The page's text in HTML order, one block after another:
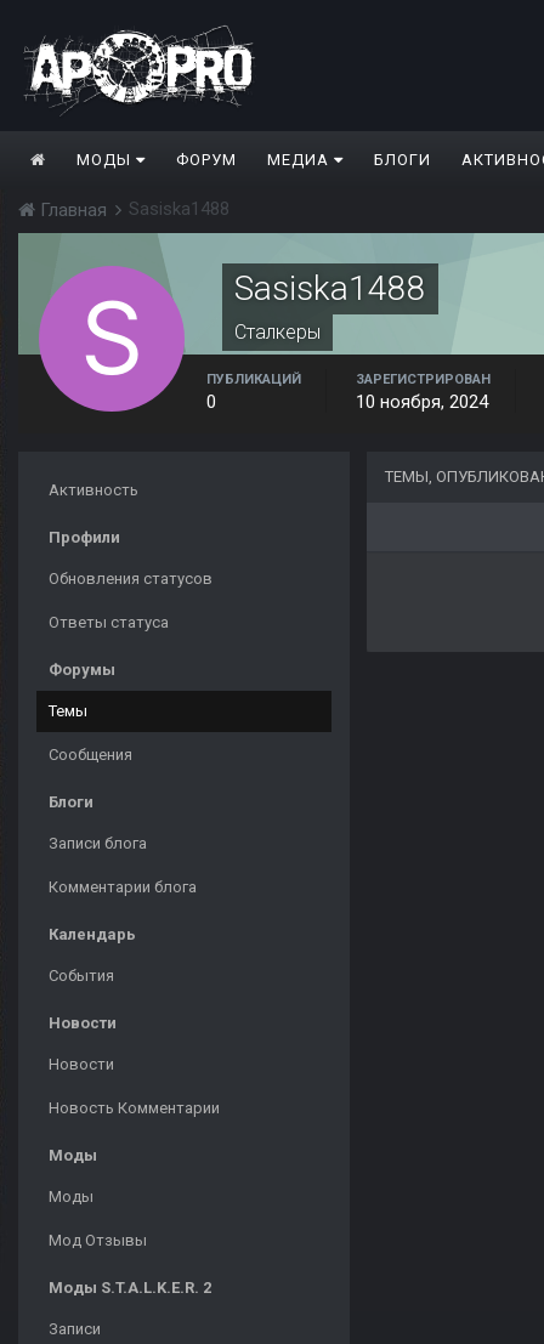
МОДЫ ФОРУМ МЕДИА БЛОГИ
Главная Sasiska1488
Sasiska1488
Сталкеры
ПУБЛИКАЦИЙ
0
ЗАРЕГИСТРИРОВАН
10 ноября, 2024
Активность
Профили
Обновления статусов
Ответы статуса
Форумы
Темы
Сообщения
Блоги
Записи блога
Комментарии блога
Календарь
События
Новости
Новости
Новость Комментарии
Моды
Моды
Мод Отзывы
Моды S.T.A.L.K.E.R. 2
Записи
ТЕМЫ,